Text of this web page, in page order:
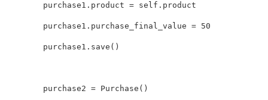
purchase1 . product = self . product
purchase1 . purchase_final_value = 50
purchase1 . save ()
purchase2 = Purchase ()